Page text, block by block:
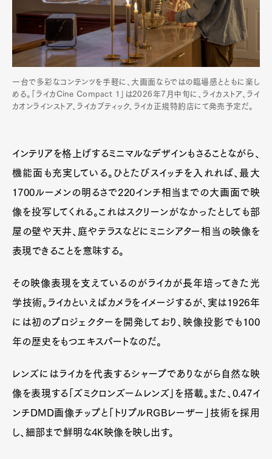
一台で多彩なコンテンツを手軽に、大画面ならではの臨場感とともに楽し
める。「ライカCine Compact 1」は2026年7月中旬に、ライカストア、ライ
カオンラインストア、ライカブティック、ライカ正規特約店にて発売予定だ。
インテリアを格上げするミニマルなデザインもさることながら、
機能面も充実している。ひとたびスイッチを入れれば、最大
1700ルーメンの明るさで220インチ相当までの大画面で映
像を投写してくれる。これはスクリーンがなかったとしても部
屋の壁や天井、庭やテラスなどにミニシアター相当の映像を
表現できることを意味する。
その映像表現を支えているのがライカが長年培ってきた光
学技術。ライカといえばカメラをイメージするが、実は1926年
には初のプロジェクターを開発しており、映像投影でも100
年の歴史をもつエキスパートなのだ。
レンズにはライカを代表するシャープでありながら自然な映
像を表現する「ズミクロンズームレンズ」を搭載。また、0.47イ
ンチDMD画像チップと「トリプルRGBレーザー」技術を採用
し、細部まで鮮明な4K映像を映し出す。